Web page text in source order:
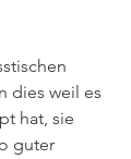
dies weil es
hat, sie
guter